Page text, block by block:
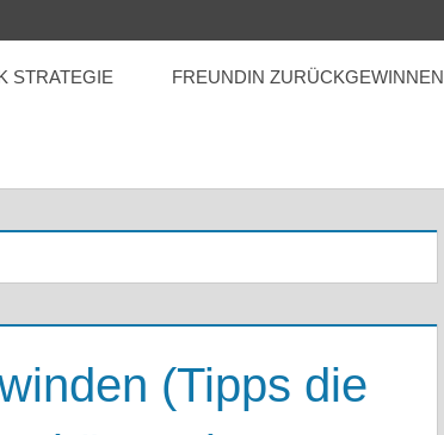
STRATEGIE FREUNDIN ZURÜCKGEWINNEN
(Tipps die